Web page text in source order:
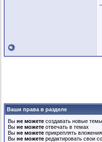
Ваши права в разделе
Вы не можете создавать новые темы
Вы не можете отвечать в темах
Вы не можете прикреплять вложения
Вы не можете редактировать свои